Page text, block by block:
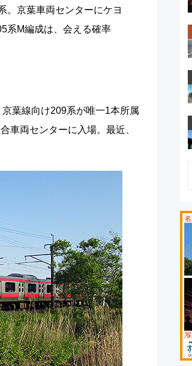
。京葉車両センターにケヨ
系M編成は、会える確率
葉線向け209系が唯一1本所属
車両センターに入場。最近、